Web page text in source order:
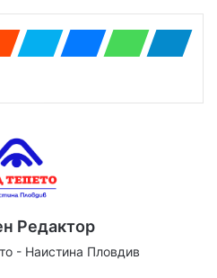
Редактор
- Наистина Пловдив